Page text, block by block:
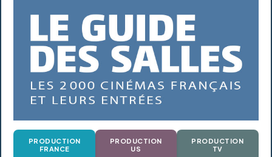
PRODUCTION
FRANCE
PRODUCTION
US
PRODUCTION
TV